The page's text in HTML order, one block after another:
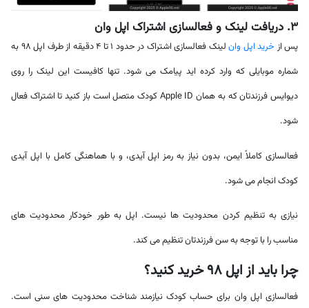
۳. دریافت لینک و فعالسازی اشتراک اپل وان
پس از خرید اپل وان
لینک فعالسازی اشتراک در حدود ۱ تا ۴ دقیقه از طرف اپل ۹۸ به
شماره موبایلی که وارد کرده اید پیامک می شود. تنها کافیست این لینک را روی
دیوایس فرزندتان که به همان Apple ID کودک متصل است باز کنید تا اشتراک فعال
شود.
فعالسازی کاملاً ایمن، بدون نیاز به رمز اپل آیدی، و با هماهنگی کامل با اپل آیدی
کودک انجام می شود.
نیازی به تنظیم کردن محدودیت ها نیست. اپل به طور خودکار محدودیت های
مناسب را با توجه به سن فرزندتان تنظیم می کند.
چرا باید از اپل ۹۸ خرید کنید؟
فعالسازی اپل وان برای حساب کودک نیازمند شناخت محدودیت های سنی است.